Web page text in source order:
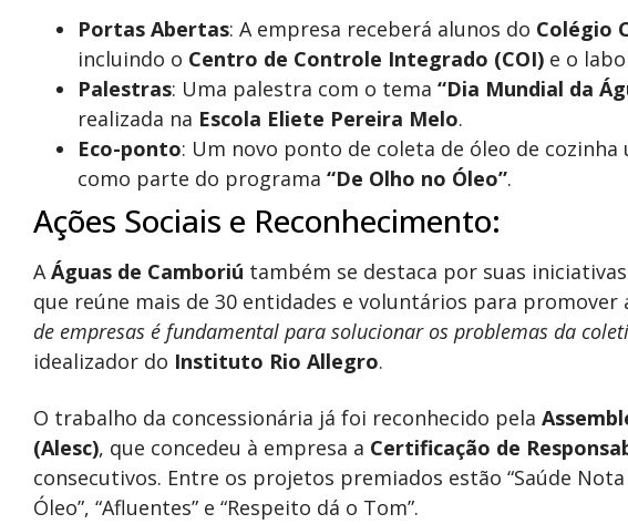
Portas Abertas: A empresa receberá alunos do Colégio
incluindo o Centro de Controle Integrado (COI) e o
Palestras: Uma palestra com o tema “Dia Mundial da
realizada na Escola Eliete Pereira Melo.
Eco-ponto: Um novo ponto de coleta de óleo de cozinha
como parte do programa “De Olho no Óleo”.
Ações Sociais e Reconhecimento:
AÁguas de Camboriú também se destaca por suas
que reúne mais de 30 entidades e voluntários para promover
de empresas é fundamental para solucionar os problemas da
idealizador do Instituto Rio Allegro.
O trabalho da concessionária já foi reconhecido pela
(Alesc), que concedeu à empresa a Certificação de
consecutivos. Entre os projetos premiados estão “Saúde Nota
Óleo”, “Afluentes” e “Respeito dá o Tom”.